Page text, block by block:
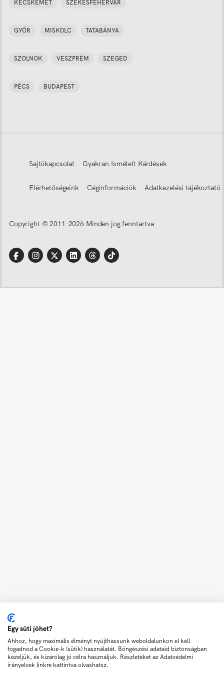
KECSKEMÉT SZÉKESFEHÉRVÁR
GYŐR MISKOLC TATABÁNYA
SZOLNOK VESZPRÉM SZEGED
PÉCS BUDAPEST
Sajtókapcsolat Gyakran Ismételt Kérdések
Elérhetőségeink Céginformációk Adatkezelési tájékoztató
Copyright © 2011-2026 Minden jog fenntartva
Egy süti jöhet?
Ahhoz, hogy maximális élményt nyújthassunk weboldalunkon el kell
fogadnod a Cookie-k (sütik) használatát. Böngészési adataid biztonságban
kezeljük, és kizárólag jó célra használjuk. Részleteket az Adatvédelmi
irányelvek linkre kattintva olvashatsz.